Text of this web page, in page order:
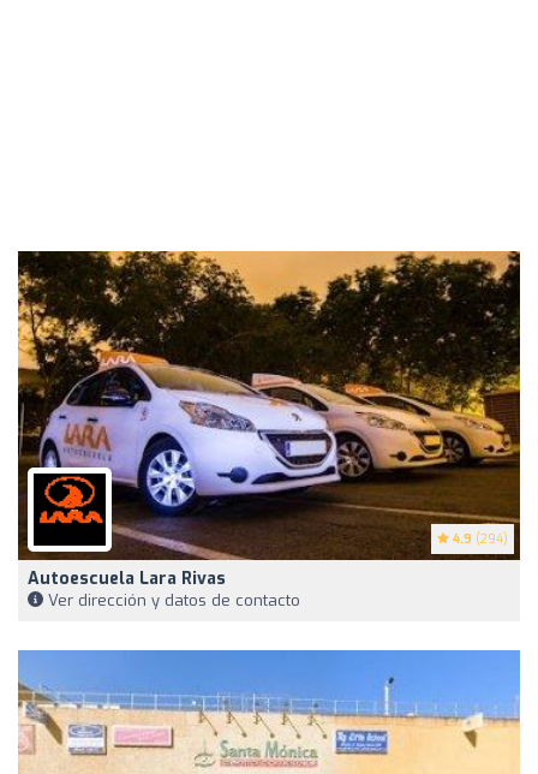
4.9 (294)
Autoescuela Lara Rivas
Ver dirección y datos de contacto